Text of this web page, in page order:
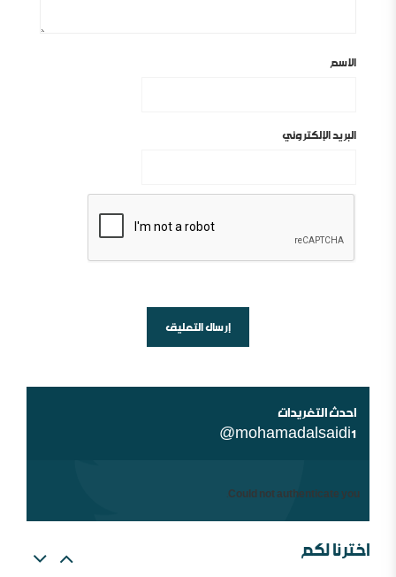
الاسم
البريد الإلكتروني
احدث التغريدات
@mohamadalsaidi1
Could not authenticate you.
اخترنا لكم
سابقة